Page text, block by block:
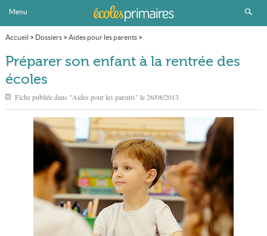
Menu
Accueil > Dossiers> Aides pour les parents>
Préparer son enfant à la rentrée des écoles
Préparer son enfant à la rentrée des
écoles
Fiche publiée dans "Aides pour les parents" le26/08/2013